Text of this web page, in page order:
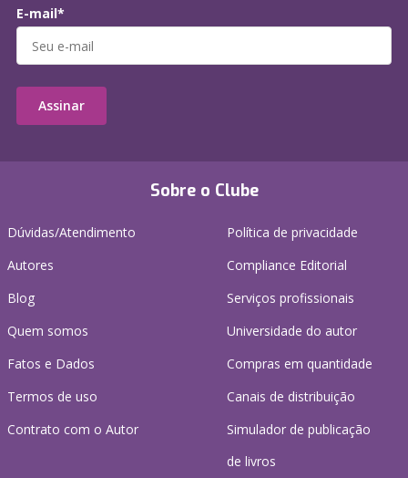
Sobre o Clube
Dúvidas/Atendimento
Autores
Blog
Quem somos
Fatos e Dados
Termos de uso
Contrato com o Autor
Política de privacidade
Compliance Editorial
Serviços profissionais
Universidade do autor
Compras em quantidade
Canais de distribuição
Simulador de publicação
de livros
E-mail*
Assinar